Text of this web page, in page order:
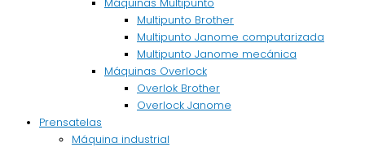
Multipunto Brother
Multipunto Janome computarizada
Multipunto Janome mecánica
Máquinas Overlock
Overlok Brother
Overlock Janome
Prensatelas
Máquina industrial